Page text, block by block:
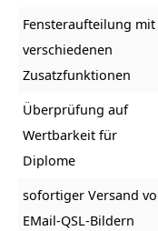
Fensteraufteilung mit
verschiedenen
Zusatzfunktionen
Überprüfung auf
Wertbarkeit für
Diplome
sofortiger Versand
EMail-QSL-Bildern